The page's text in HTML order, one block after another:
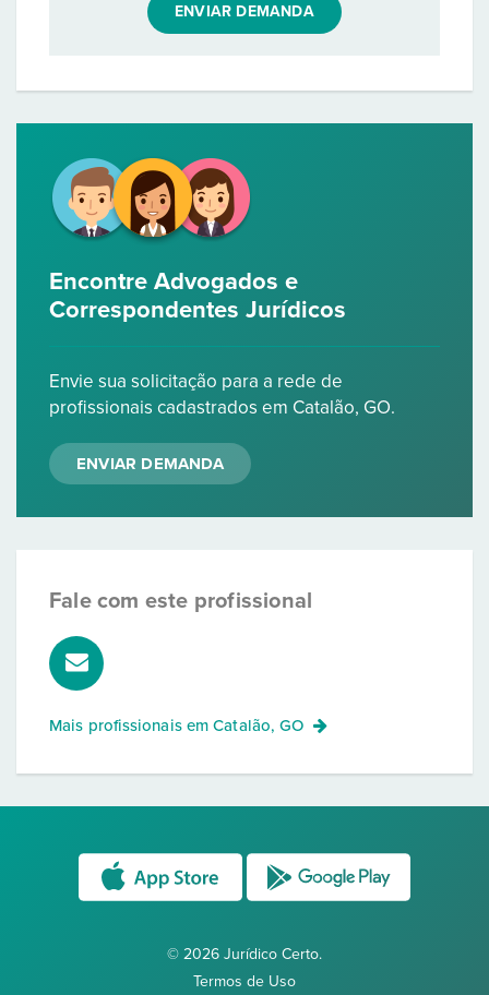
ENVIAR DEMANDA
Encontre Advogados e
Correspondentes Jurídicos
Envie sua solicitação para a rede de
profissionais cadastrados em Catalão, GO.
ENVIAR DEMANDA
Fale com este profissional
Mais profissionais emCatalão, GO
© 2026 Jurídico Certo.
Termos de Uso